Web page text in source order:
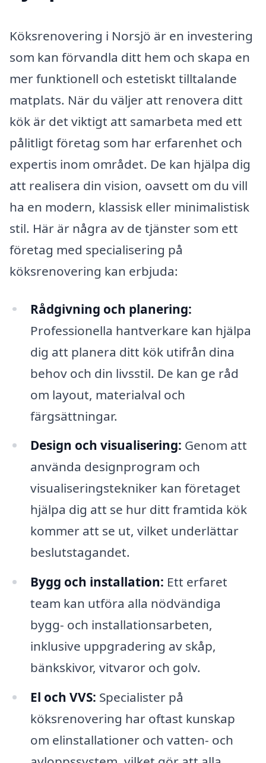
Köksrenovering i Norsjö är en investering
som kan förvandla ditt hem och skapa en
mer funktionell och estetiskt tilltalande
matplats. När du väljer att renovera ditt
kök är det viktigt att samarbeta med ett
pålitligt företag som har erfarenhet och
expertis inom området. De kan hjälpa dig
att realisera din vision, oavsett om du vill
ha en modern, klassisk eller minimalistisk
stil. Här är några av de tjänster som ett
företag med specialisering på
köksrenovering kan erbjuda:
Rådgivning och planering:
Professionella hantverkare kan hjälpa
dig att planera ditt kök utifrån dina
behov och din livsstil. De kan ge råd
om layout, materialval och
färgsättningar.
Design och visualisering: Genom att
använda designprogram och
visualiseringstekniker kan företaget
hjälpa dig att se hur ditt framtida kök
kommer att se ut, vilket underlättar
beslutstagandet.
Bygg och installation: Ett erfaret
team kan utföra alla nödvändiga
bygg- och installationsarbeten,
inklusive uppgradering av skåp,
bänkskivor, vitvaror och golv.
El och VVS: Specialister på
köksrenovering har oftast kunskap
om elinstallationer och vatten- och